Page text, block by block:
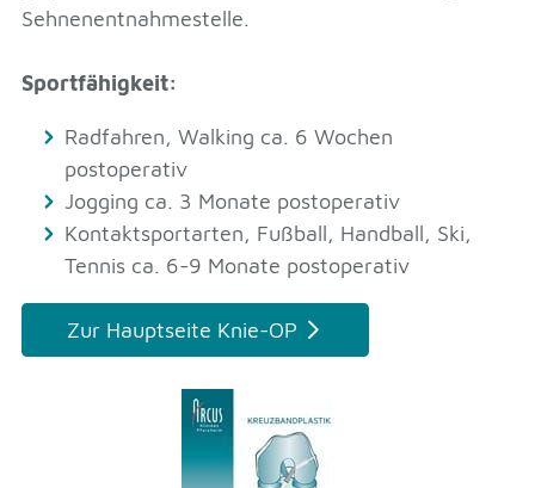
Sehnenentnahmestelle.
Sportfähigkeit:
Radfahren, Walking ca. 6 Wochen
postoperativ
Jogging ca. 3 Monate postoperativ
Kontaktsportarten, Fußball, Handball, Ski,
Tennis ca. 6-9 Monate postoperativ
Zur Hauptseite Knie-OP